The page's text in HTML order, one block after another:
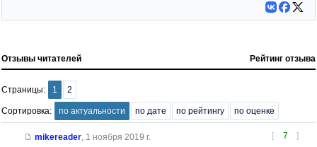
Отзывы читателей Рейтинг отзыва
Страницы: 1 2
Сортировка: по актуальности по дате по рейтингу по оценке
[ 7 ]
mikereader, 1 ноября 2019 г.